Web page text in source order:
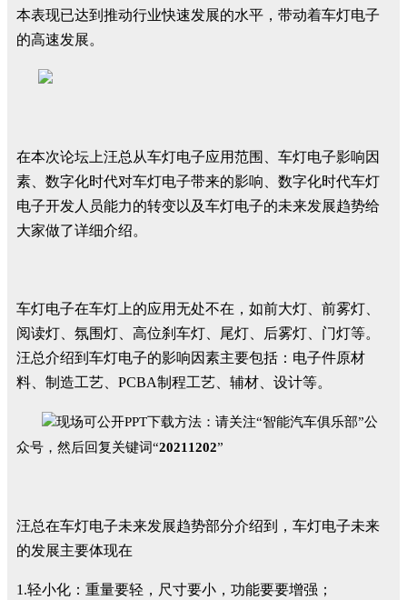
本表现已达到推动行业快速发展的水平，带动着车灯电子
的高速发展。
在本次论坛上汪总从车灯电子应用范围、车灯电子影响因
素、数字化时代对车灯电子带来的影响、数字化时代车灯
电子开发人员能力的转变以及车灯电子的未来发展趋势给
大家做了详细介绍。
车灯电子在车灯上的应用无处不在，如前大灯、前雾灯、
阅读灯、氛围灯、高位刹车灯、尾灯、后雾灯、门灯等。
汪总介绍到车灯电子的影响因素主要包括：电子件原材
料、制造工艺、PCBA制程工艺、辅材、设计等。
现场可公开PPT下载方法： 请关注“智能汽车俱乐部”公
众号，然后回复关键词“20211202”
汪总在车灯电子未来发展趋势部分介绍到，车灯电子未来
的发展主要体现在
1.轻小化：重量要轻，尺寸要小，功能要要增强；